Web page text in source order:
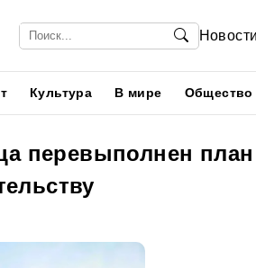
Новости
Культура В мире Общество
перевыполнен план